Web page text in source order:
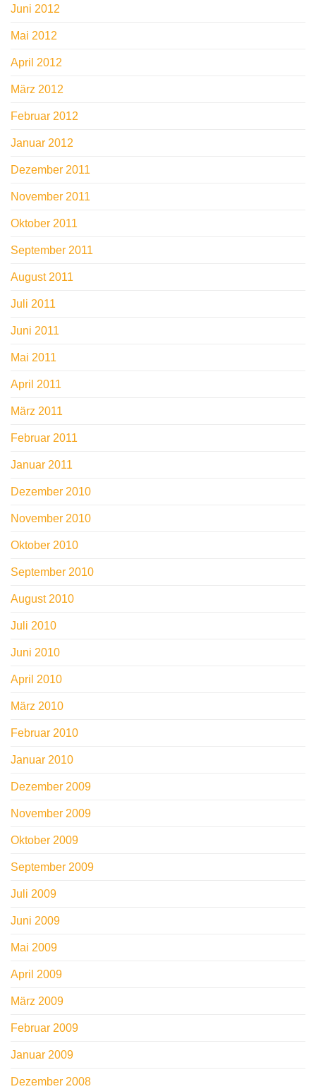
Juni 2012
Mai 2012
April 2012
März 2012
Februar 2012
Januar 2012
Dezember 2011
November 2011
Oktober 2011
September 2011
August 2011
Juli 2011
Juni 2011
Mai 2011
April 2011
März 2011
Februar 2011
Januar 2011
Dezember 2010
November 2010
Oktober 2010
September 2010
August 2010
Juli 2010
Juni 2010
April 2010
März 2010
Februar 2010
Januar 2010
Dezember 2009
November 2009
Oktober 2009
September 2009
Juli 2009
Juni 2009
Mai 2009
April 2009
März 2009
Februar 2009
Januar 2009
Dezember 2008